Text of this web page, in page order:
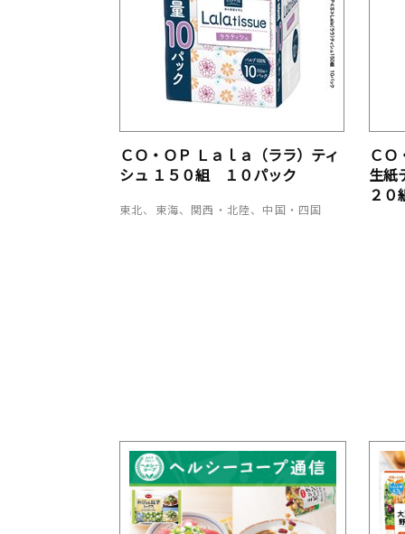
ＣＯ・ＯＰ Ｌａｌａ（ララ）ティ
シュ １５０組 １０パック
東北、東海、関西・北陸、中国・四国
Ｃ
生紙
２